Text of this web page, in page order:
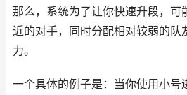
那么，系统为了让你快速升段，可
近的对手，同时分配相对较弱的队
力。
一个具体的例子是：当你使用小号